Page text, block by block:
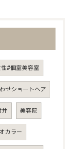
#個室美容室
せショートヘア
井 美容院
カラー